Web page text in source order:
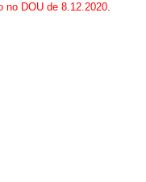
no DOU de 8.12.2020.